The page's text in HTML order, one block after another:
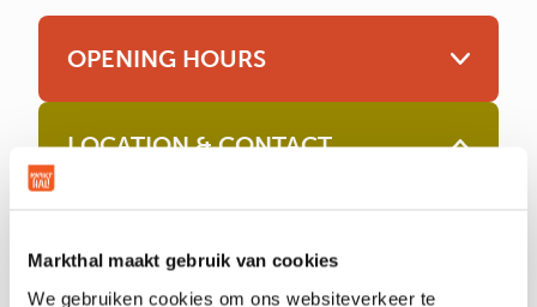
Markthal maakt gebruik van cookies
We gebruiken cookies om ons websiteverkeer te
OPENING HOURS
LOCATION & CONTACT
Phone
Email
Contact